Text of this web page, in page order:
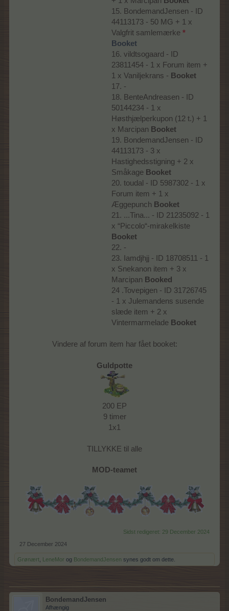
15. BondemandJensen - ID
44113173 - 50 MG + 1 x
Valgfrit samlemærke *
Booket
16. vildtsogaard - ID
23811454 - 1 x Forum item +
1 x Vaniljekrans - Booket
17. -
18. BenteAndreasen - ID
50144234 - 1 x
Høsthjælperkupon (12 t.) + 1
x Marcipan Booket
19. BondemandJensen - ID
44113173 - 3 x
Hastighedsstigning + 2 x
Småkage Booket
20. toudal - ID 5987302 - 1 x
Forum item + 1 x
Æggepunch Booket
21. ...Tina... - ID 21235092 - 1
x “Piccolo“-mirakelkiste
Booket
22. -
23. Iamdjhjj - ID 18708511 - 1
x Snekanon item + 3 x
Marcipan Booked
24 .Tovepigen - ID 31726745
- 1 x Julemandens susende
slæde item + 2 x
Vintermarmelade Booket
Vindere af forum item har fået booket:
Guldpotte
200 EP
9 timer
1x1
TILLYKKE til alle
MOD-teamet
Sidst redigeret: 29 December 2024
27 December 2024
Grønært LeneMor og BondemandJensen synes godt om dette.
BondemandJensen
Afhængig